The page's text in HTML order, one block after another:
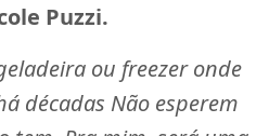
Puzzi.
ou freezer onde
décadas Não esperem